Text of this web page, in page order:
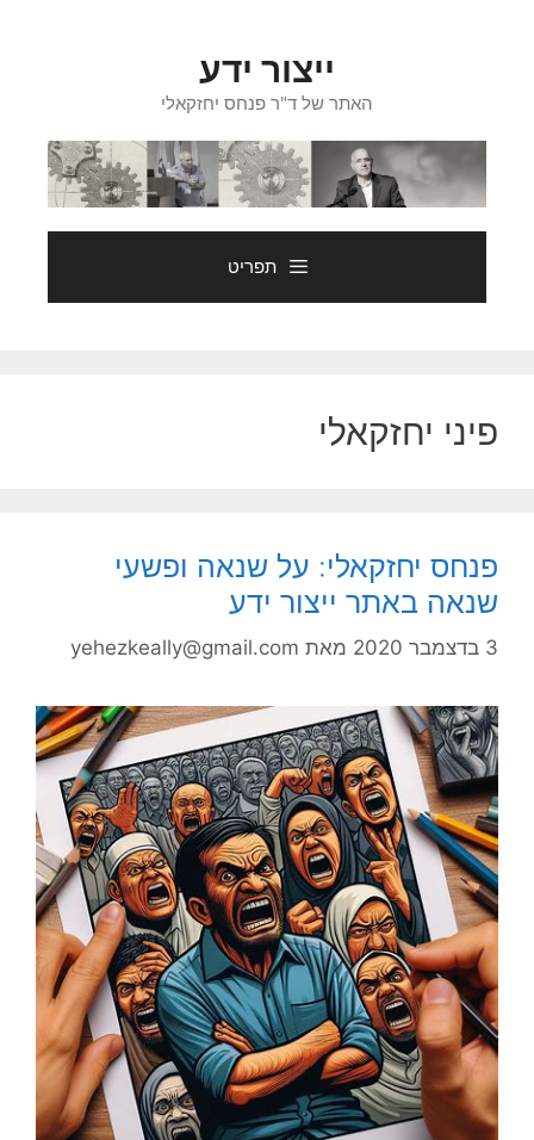
ייצור ידע
האתר של ד"ר פנחס יחזקאלי
תפריט
פיני יחזקאלי
פנחס יחזקאלי: על שנאה ופשעי
שנאה באתר ייצור ידע
3 בדצמבר 2020 מאת yehezkeally@gmail.com